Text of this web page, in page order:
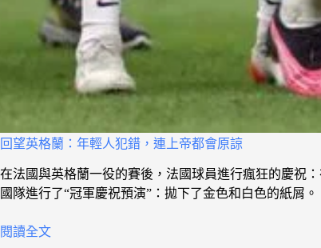
回望英格蘭：年輕人犯錯，連上帝都會原諒
在法國與英格蘭一役的賽後，法國球員進行瘋狂的慶祝
國隊進行了“冠軍慶祝預演”：拋下了金色和白色的紙屑
閱讀全文